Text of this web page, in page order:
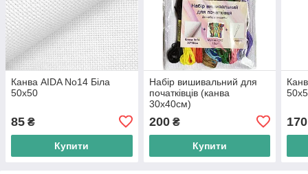
Канва AIDA No14 Біла
50х50
85 ₴
Купити
Набір вишивальний для
початківців (канва
30х40см)
200₴
Купити
170